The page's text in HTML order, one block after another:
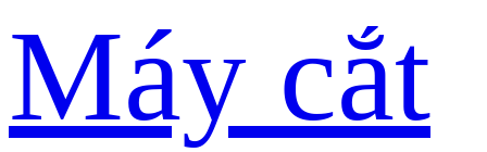
Máy cắt